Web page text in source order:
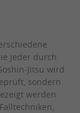
jeder durch
Jitsu wird
sondern
werden